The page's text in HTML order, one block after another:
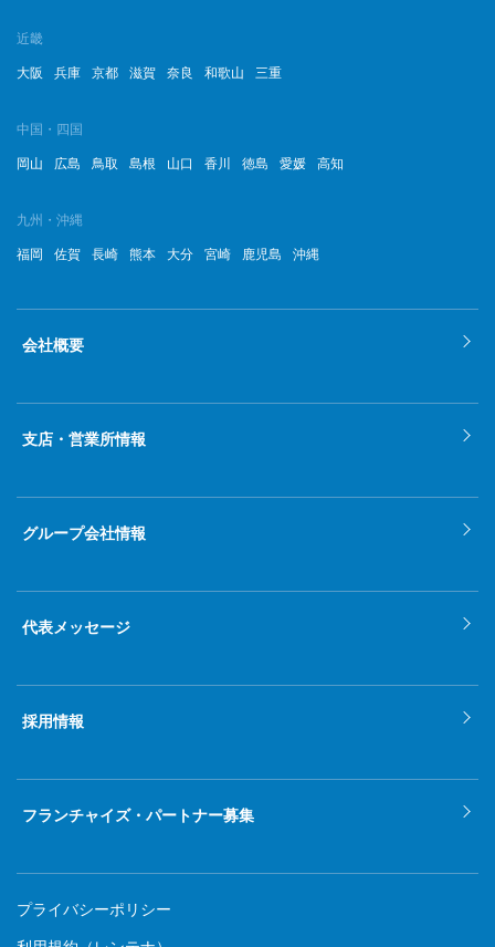
近畿
大阪 兵庫 京都 滋賀 奈良 和歌山 三重
中国・四国
岡山 広島 鳥取 島根 山口 香川 徳島 愛媛 高知
九州・沖縄
福岡 佐賀 長崎 熊本 大分 宮崎 鹿児島 沖縄
会社概要
支店・営業所情報
グループ会社情報
代表メッセージ
採用情報
フランチャイズ・パートナー募集
プライバシーポリシー